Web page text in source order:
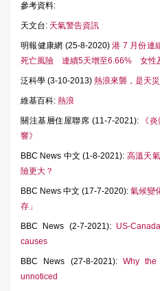
參考資料:
天文台: 天氣警告資訊
明報健康網 (25-8-2020)港 7 月份連
死亡風險 連續5天增至6.66% 女性
泛科學 (3-10-2013) 熱浪來襲，是天
維基百科: 熱浪
關注基層住屋聯席 (11-7-2021):
《
響》
BBC News 中文 (1-8-2021): 高溫天
險更大？
BBC News 中文 (17-7-2020): 氣候變
存」
BBC News (2-7-2021): US-
causes
BBC News (27-8-2021): Why
unnoticed